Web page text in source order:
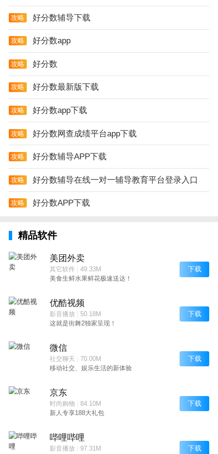
攻略 好分数辅导下载
攻略 好分数app
攻略 好分数
攻略 好分数最新版下载
攻略 好分数app下载
攻略 好分数网查成绩平台app下载
攻略 好分数辅导APP下载
攻略 好分数辅导在线一对一辅导教育平台登录入口
攻略 好分数APP下载
精品软件
美团外卖
其它软件| 49.33M
美食生鲜水果鲜花极速送达！
下载
优酷视频
影音播放
50.18M
这就是街舞2独家呈现！
下载
微信
社交聊天
70.00M
移动社交、娱乐生活的新体验
下载
京东
时尚购物
84.10M
新人专享188大礼包
下载
哔哩哔哩
影音播放
97.31M
下载